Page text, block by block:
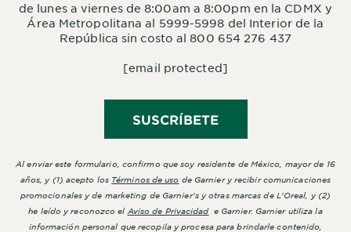
de lunes a viernes de 8:00am a 8:00pm en la CDMX y
Área Metropolitana al 5999-5998 del Interior de la
República sin costo al 800 654 276 437
[email protected]
SUSCRÍBETE
Al enviar este formulario, confirmo que soy residente de México, mayor de 16
años, y (1) acepto los Términos de uso de Garnier y recibir comunicaciones
promocionales y de marketing de Garnier's y otras marcas de L'Oreal, y (2)
he leído y reconozco el Aviso de Privacidade Garnier. Garnier utiliza la
información personal que recopila y procesa para brindarle contenido,